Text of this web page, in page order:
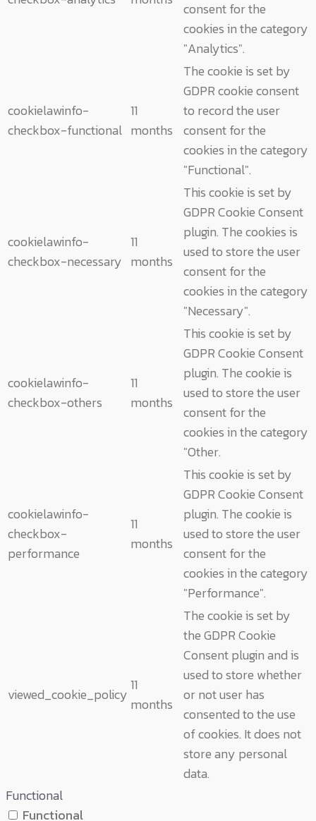
consent for the
cookies in the category
"Analytics".
cookielawinfo-
checkbox-functional
11
months
The cookie is set by
GDPR cookie consent
to record the user
consent for the
cookies in the category
"Functional".
cookielawinfo-
checkbox-necessary
11
months
This cookie is set by
GDPR Cookie Consent
plugin. The cookies is
used to store the user
consent for the
cookies in the category
"Necessary".
cookielawinfo-
checkbox-others
11
months
This cookie is set by
GDPR Cookie Consent
plugin. The cookie is
used to store the user
consent for the
cookies in the category
"Other.
cookielawinfo-
checkbox-
performance
11
months
This cookie is set by
GDPR Cookie Consent
plugin. The cookie is
used to store the user
consent for the
cookies in the category
"Performance".
viewed_cookie_policy
11
months
The cookie is set by
the GDPR Cookie
Consent plugin and is
used to store whether
or not user has
consented to the use
of cookies. It does not
store any personal
data.
Functional
Functional